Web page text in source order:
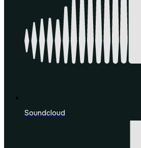
Soundcloud